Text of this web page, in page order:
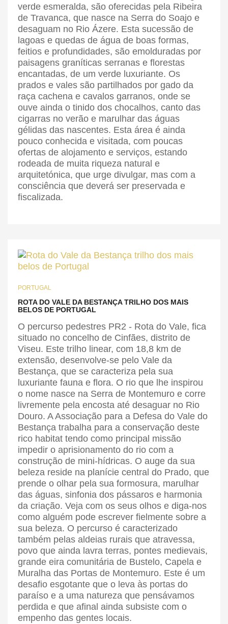
verde esmeralda, são oferecidas pela Ribeira
de Travanca, que nasce na Serra do Soajo e
desaguam no Rio Ázere. Esta sucessão de
lagoas e quedas de água de boas formas,
feitios e profundidades, são emolduradas por
paisagens graníticas serranas e florestas
encantadas, de um verde luxuriante. Os
prados e vales são partilhados por gado da
raça cachena e cavalos garranos, onde se
ouve ainda o tinido dos chocalhos, canto das
cigarras no verão e marulhar das águas
gélidas das nascentes. Esta área é ainda
pouco conhecida e visitada, com poucas
ofertas de alojamento e serviços, estando
rodeada de muita riqueza natural e
arquitetónica, que urge divulgar, mas com a
consciência que deverá ser preservada e
fiscalizada.
PORTUGAL
ROTA DO VALE DA BESTANÇA TRILHO DOS MAIS
BELOS DE PORTUGAL
O percurso pedestres PR2 - Rota do Vale, fica
situado no concelho de Cinfães, distrito de
Viseu. Este trilho linear, com 18,8 km de
extensão, desenvolve-se pelo Vale da
Bestança, que se caracteriza pela sua
luxuriante fauna e flora. O rio que lhe inspirou
o nome nasce na Serra de Montemuro e corre
livremente pela encosta até desaguar no Rio
Douro. A Associação para a Defesa do Vale do
Bestança trabalha para a conservação deste
rico habitat tendo como principal missão
impedir o aprisionamento do rio com a
construção de mini-hídricas. O auge da sua
beleza reside na planície central do Prado, que
prende o olhar pela sua formosura, marulhar
das águas, sinfonia dos pássaros e harmonia
da criação. Veja com os seus olhos e diga-nos
como alguém pode escrever fielmente sobre a
sua beleza. O percurso é caracterizado
também pelas aldeias rurais que atravessa,
povo que ainda lavra terras, pontes medievais,
grande eira comunitária de Bustelo, Capela e
Muralha das Portas de Montemuro. Este é um
desafio esgotante que o leva às portas do
paraíso e a uma natureza que pensávamos
perdida e que afinal ainda subsiste com o
empenho das gentes locais.